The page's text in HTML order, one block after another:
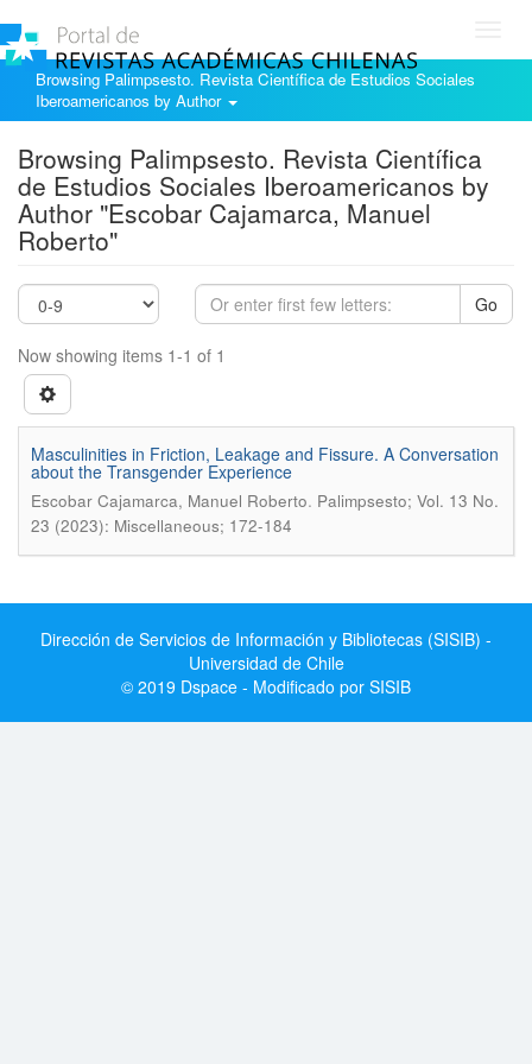
Browsing Palimpsesto. Revista Científica de Estudios Sociales
Iberoamericanos by Author
Browsing Palimpsesto. Revista Científica
de Estudios Sociales Iberoamericanos by
Author "Escobar Cajamarca, Manuel
Roberto"
Go
Now showing items 1-1 of 1
Masculinities in Friction, Leakage and Fissure. A Conversation
about the Transgender Experience
Escobar Cajamarca, Manuel Roberto. Palimpsesto; Vol. 13 No.
23 (2023): Miscellaneous; 172-184
Dirección de Servicios de Información y Bibliotecas (SISIB) -
Universidad de Chile
© 2019 Dspace - Modificado por SISIB